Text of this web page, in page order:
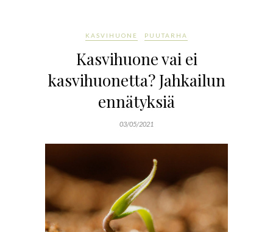
KASVIHUONE PUUTARHA
Kasvihuone vai ei
kasvihuonetta? Jahkailun
ennätyksiä
03/05/2021